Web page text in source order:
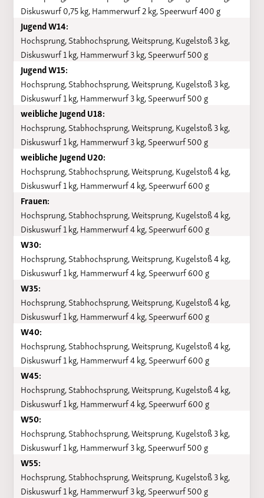
Diskuswurf 0,75 kg, Hammerwurf 2 kg, Speerwurf 400 g
Jugend W14:
Hochsprung, Stabhochsprung, Weitsprung, Kugelstoß 3 kg,
Diskuswurf 1 kg, Hammerwurf 3 kg, Speerwurf 500 g
Jugend W15:
Hochsprung, Stabhochsprung, Weitsprung, Kugelstoß 3 kg,
Diskuswurf 1 kg, Hammerwurf 3 kg, Speerwurf 500 g
weibliche Jugend U18:
Hochsprung, Stabhochsprung, Weitsprung, Kugelstoß 3 kg,
Diskuswurf 1 kg, Hammerwurf 3 kg, Speerwurf 500 g
weibliche Jugend U20:
Hochsprung, Stabhochsprung, Weitsprung, Kugelstoß 4 kg,
Diskuswurf 1 kg, Hammerwurf 4 kg, Speerwurf 600 g
Frauen:
Hochsprung, Stabhochsprung, Weitsprung, Kugelstoß 4 kg,
Diskuswurf 1 kg, Hammerwurf 4 kg, Speerwurf 600 g
W30:
Hochsprung, Stabhochsprung, Weitsprung, Kugelstoß 4 kg,
Diskuswurf 1 kg, Hammerwurf 4 kg, Speerwurf 600 g
W35:
Hochsprung, Stabhochsprung, Weitsprung, Kugelstoß 4 kg,
Diskuswurf 1 kg, Hammerwurf 4 kg, Speerwurf 600 g
W40:
Hochsprung, Stabhochsprung, Weitsprung, Kugelstoß 4 kg,
Diskuswurf 1 kg, Hammerwurf 4 kg, Speerwurf 600 g
W45:
Hochsprung, Stabhochsprung, Weitsprung, Kugelstoß 4 kg,
Diskuswurf 1 kg, Hammerwurf 4 kg, Speerwurf 600 g
W50:
Hochsprung, Stabhochsprung, Weitsprung, Kugelstoß 3 kg,
Diskuswurf 1 kg, Hammerwurf 3 kg, Speerwurf 500 g
W55:
Hochsprung, Stabhochsprung, Weitsprung, Kugelstoß 3 kg,
Diskuswurf 1 kg, Hammerwurf 3 kg, Speerwurf 500 g